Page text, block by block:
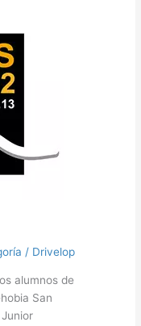
/ Drivelop
alumnos de
San